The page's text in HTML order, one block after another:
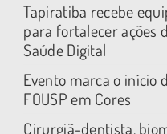
Tapiratiba recebe
para fortalecer ações
Saúde Digital
Evento marca o início
FOUSP em Cores
Cirurgiã-dentista,